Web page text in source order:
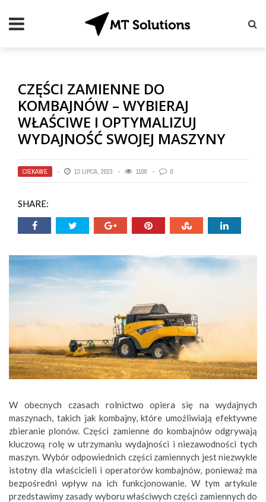
CZĘŚCI ZAMIENNE DO
KOMBAJNÓW – WYBIERAJ
WŁAŚCIWE I OPTYMALIZUJ
WYDAJNOŚĆ SWOJEJ MASZYNY
CIEKAWE 13 LIPCA, 2023 1108 0
SHARE:
W obecnych czasach rolnictwo opiera się na wydajnych
maszynach, takich jak kombajny, które umożliwiają efektywne
zbieranie plonów. Części zamienne do kombajnów odgrywają
kluczową rolę w utrzymaniu wydajności i niezawodności tych
maszyn. Wybór odpowiednich części zamiennych jest niezwykle
istotny dla właścicieli i operatorów kombajnów, ponieważ ma
bezpośredni wpływ na ich funkcjonowanie. W tym artykule
przedstawimy zasady wyboru właściwych części zamiennych do